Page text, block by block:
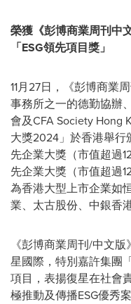
榮獲《彭博商業周刊中
「ESG領先項目獎」
11月27日，《彭博商業周
事務所之一的德勤協辦
會及CFA Society Hong
大獎2024」於香港舉行
先企業大獎（市值超過
先企業大獎（市值超過
為香港大型上市企業如
業、太古股份、中銀香
《彭博商業周刊/中文版
星國際，特別嘉許集團
項目，表揚復星在社會
極推動及傳播ESG優秀